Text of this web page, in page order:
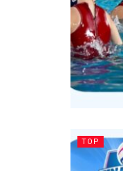
TOP